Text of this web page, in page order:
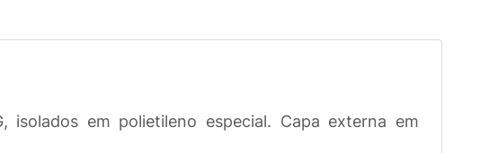
em polietileno especial. Capa externa em